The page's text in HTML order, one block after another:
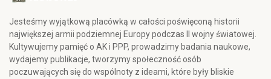
Jesteśmy wyjątkową placówką w całości poświęconą historii
największej armii podziemnej Europy podczas II wojny światowej.
Kultywujemy pamięć o AK i PPP, prowadzimy badania naukowe,
wydajemy publikacje, tworzymy społeczność osób
poczuwających się do wspólnoty z ideami, które były bliskie